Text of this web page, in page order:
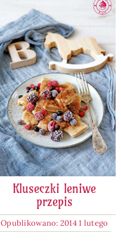
Kluseczki leniwe
przepis
Opublikowano: 2014 1 lutego